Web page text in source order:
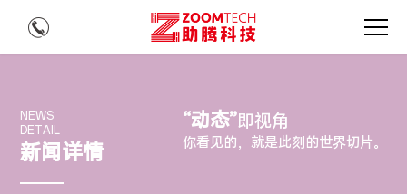
NEWS
DETAIL
新闻详情
“动态”即视角
你看见的，就是此刻的世界切片。